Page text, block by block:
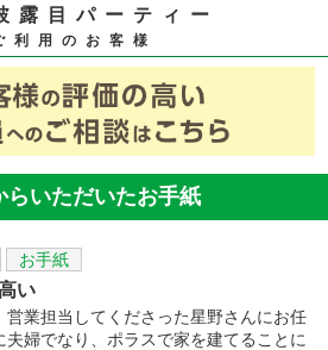
露目パーティー
利用のお客様
らいただいたお手紙
お手紙
い
営業担当してくださった星野さんにお任
婦でなり、ポラスで家を建てることに